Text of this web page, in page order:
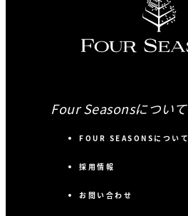
Four Seasonsについて
FOUR SEASONSについて
採用情報
お問い合わせ